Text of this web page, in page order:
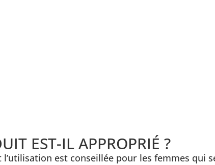
EST-IL APPROPRIÉ ?
est conseillée pour les femmes qui